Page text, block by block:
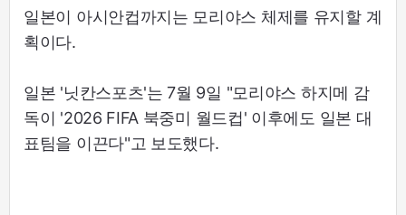
일본이 아시안컵까지는 모리야스 체제를 유지할 계
획이다.
일본 '닛칸스포츠'는 7월 9일 "모리야스 하지메 감
독이 '2026 FIFA 북중미 월드컵' 이후에도 일본 대
표팀을 이끈다"고 보도했다.